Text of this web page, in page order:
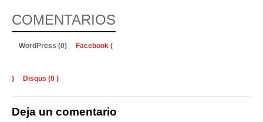
COMENTARIOS
WordPress (0) Facebook (
) Disqus (0 )
Deja un comentario